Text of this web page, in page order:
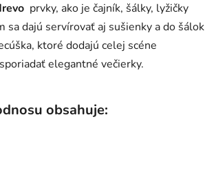
prvky, ako je čajník, šálky, lyžičky
sa dajú servírovať aj sušienky a do šálok
ktoré dodajú celej scéne
elegantné večierky.
obsahuje: